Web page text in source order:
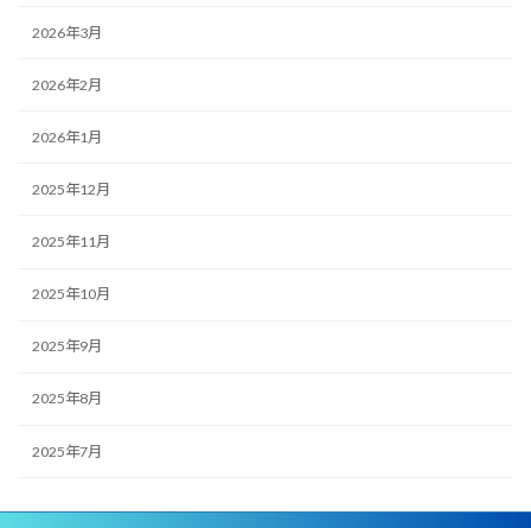
2026年3月
2026年2月
2026年1月
2025年12月
2025年11月
2025年10月
2025年9月
2025年8月
2025年7月